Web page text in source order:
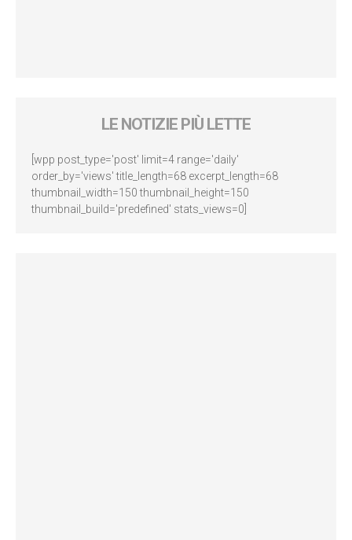
LE NOTIZIE PIÙ LETTE
[wpp post_type='post' limit=4 range='daily'
order_by='views' title_length=68 excerpt_length=68
thumbnail_width=150 thumbnail_height=150
thumbnail_build='predefined' stats_views=0]